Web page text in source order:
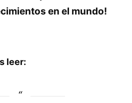
en el mundo!
leer: